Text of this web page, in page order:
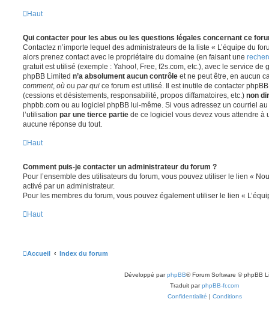
Haut
Qui contacter pour les abus ou les questions légales concernant ce
Contactez n’importe lequel des administrateurs de la liste « L’équipe du
alors prenez contact avec le propriétaire du domaine (en faisant une
gratuit est utilisé (exemple : Yahoo!, Free, f2s.com, etc.), avec le service de
phpBB Limited n’a absolument aucun contrôle et ne peut être, en aucun
comment, où ou par qui ce forum est utilisé. Il est inutile de contacter
(cessions et désistements, responsabilité, propos diffamatoires, etc.) non
phpbb.com ou au logiciel phpBB lui-même. Si vous adressez un courriel
l’utilisation par une tierce partie de ce logiciel vous devez vous attendre à
aucune réponse du tout.
Haut
Comment puis-je contacter un administrateur du forum ?
Pour l’ensemble des utilisateurs du forum, vous pouvez utiliser le lien «
activé par un administrateur.
Pour les membres du forum, vous pouvez également utiliser le lien «
Haut
Accueil Index du forum
Développé parphpBB® Forum Software © phpBB
Traduit parphpBB-fr.com
Confidentialité | Conditions